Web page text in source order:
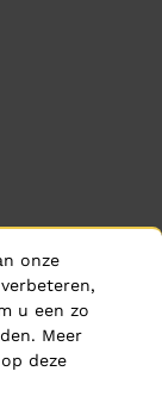
onze
u een zo
Meer
deze